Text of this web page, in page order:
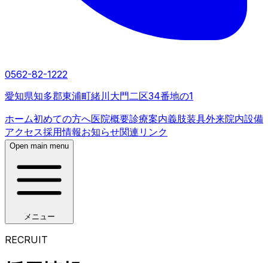
0562-82-1222
愛知県知多郡東浦町緒川大門二区34番地の1
ホーム初めての方へ医院概要診療案内義肢装具外来院内設備
アクセス採用情報お知らせ関連リンク
Open main menu
メニュー
RECRUIT